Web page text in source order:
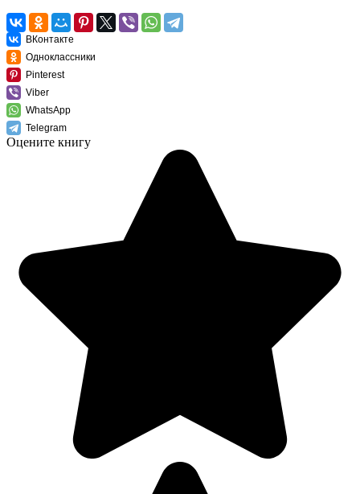
ВКонтакте
Одноклассники
Pinterest
Viber
WhatsApp
Telegram
Оцените книгу